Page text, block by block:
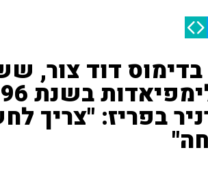
בדימוס דוד צור,
בפריז: "צריך